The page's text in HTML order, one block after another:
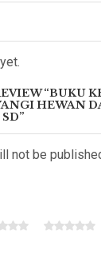
“BUKU
HEWAN
not be